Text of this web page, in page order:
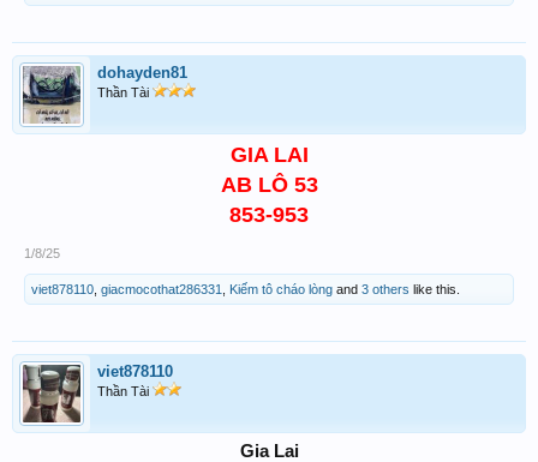
dohayden81
Thần Tài
GIA LAI
AB LÔ 53
853-953
1/8/25
viet878110 giacmocothat286331 Kiếm tô cháo lòng and 3 others like this.
viet878110
Thần Tài
Gia Lai